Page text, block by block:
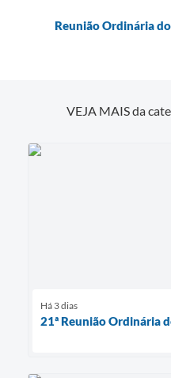
Reunião Ordinária
VEJA MAIS da
Há 3 dias
21ª Reunião Ordinária